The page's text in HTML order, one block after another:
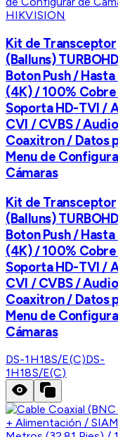
HIKVISION
Kit de Transceptor
(Balluns)
Boton Push / Hasta
(4K) / 100%
Soporta HD-TVI /
CVI / CVBS /
Coaxitron / Datos
Menu de
Cámaras
Kit de Transceptor
(Balluns)
Boton Push / Hasta
(4K) / 100%
Soporta HD-TVI /
CVI / CVBS /
Coaxitron / Datos
Menu de
Cámaras
DS-1H18S/E(C)DS-
1H18S/E(C)